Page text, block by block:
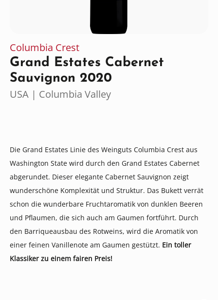
Columbia Crest
Grand Estates Cabernet
Sauvignon 2020
USA | Columbia Valley
Die Grand Estates Linie des Weinguts Columbia Crest aus
Washington State wird durch den Grand Estates Cabernet
abgerundet. Dieser elegante Cabernet Sauvignon zeigt
wunderschöne Komplexität und Struktur. Das Bukett verrät
schon die wunderbare Fruchtaromatik von dunklen Beeren
und Pflaumen, die sich auch am Gaumen fortführt. Durch
den Barriqueausbau des Rotweins, wird die Aromatik von
einer feinen Vanillenote am Gaumen gestützt. Ein toller
Klassiker zu einem fairen Preis!